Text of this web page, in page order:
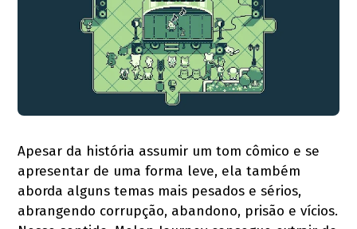
Apesar da história assumir um tom cômico e se
apresentar de uma forma leve, ela também
aborda alguns temas mais pesados e sérios,
abrangendo corrupção, abandono, prisão e vícios.